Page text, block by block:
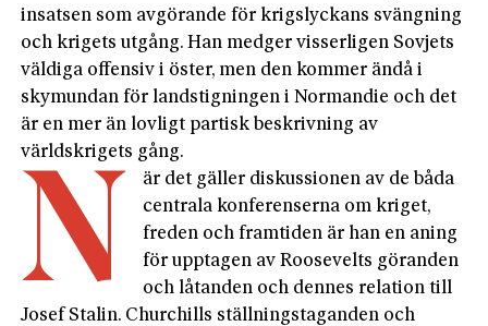
insatsen som avgörande för krigslyckans svängning
och krigets utgång. Han medger visserligen Sovjets
väldiga offensiv i öster, men den kommer ändå i
skymundan för landstigningen i Normandie och det
är en mer än lovligt partisk beskrivning av
världskrigets gång.
N
är det gäller diskussionen av de båda
centrala konferenserna om kriget,
freden och framtiden är han en aning
för upptagen av Roosevelts göranden
och låtanden och dennes relation till
Josef Stalin. Churchills ställningstaganden och